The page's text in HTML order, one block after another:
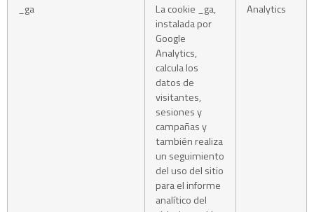
_ga
La cookie _ga,
instalada por
Google
Analytics,
calcula los
datos de
visitantes,
sesiones y
campañas y
también realiza
un seguimiento
del uso del sitio
para el informe
analítico del
Analytics